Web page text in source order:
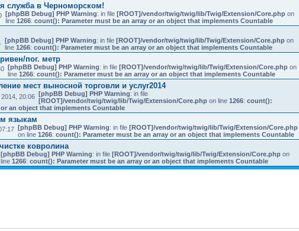
служба в Черноморском!
[phpBB Debug] PHP Warning: in file [ROOT]/vendor/twig/twig/lib/Twig/Extension/Core.phpon
line 1266: count(): Parameter must be an array or an object that implements Countable
[phpBB Debug] PHP Warning: in file [ROOT]/vendor/twig/twig/lib/Twig/Extension/Core.phpon
line 1266: count(): Parameter must be an array or an object that implements Countable
пог. метр
[phpBB Debug] PHP Warning: in file [ROOT]/vendor/twig/twig/lib/Twig/Extension/Core.phpon
line 1266: count(): Parameter must be an array or an object that implements Countable
мест выносной торговли и услуг2014
20:06 [phpBB Debug] PHP Warning: in file
[ROOT]/vendor/twig/twig/lib/Twig/Extension/Core.phpon line 1266: count():
an object that implements Countable
языкам
[phpBB Debug] PHP Warning: in file [ROOT]/vendor/twig/twig/lib/Twig/Extension/Core.php
on line 1266: count(): Parameter must be an array or an object that implements Countable
ковролина
[phpBB Debug] PHP Warning: in file [ROOT]/vendor/twig/twig/lib/Twig/Extension/Core.phpon
line 1266: count(): Parameter must be an array or an object that implements Countable